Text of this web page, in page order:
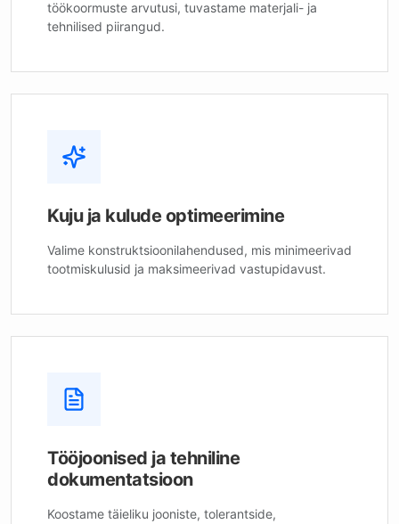
töökoormuste arvutusi, tuvastame materjali- ja
tehnilised piirangud.
Kuju ja kulude optimeerimine
Valime konstruktsioonilahendused, mis minimeerivad
tootmiskulusid ja maksimeerivad vastupidavust.
Tööjoonised ja tehniline
dokumentatsioon
Koostame täieliku jooniste, tolerantside,